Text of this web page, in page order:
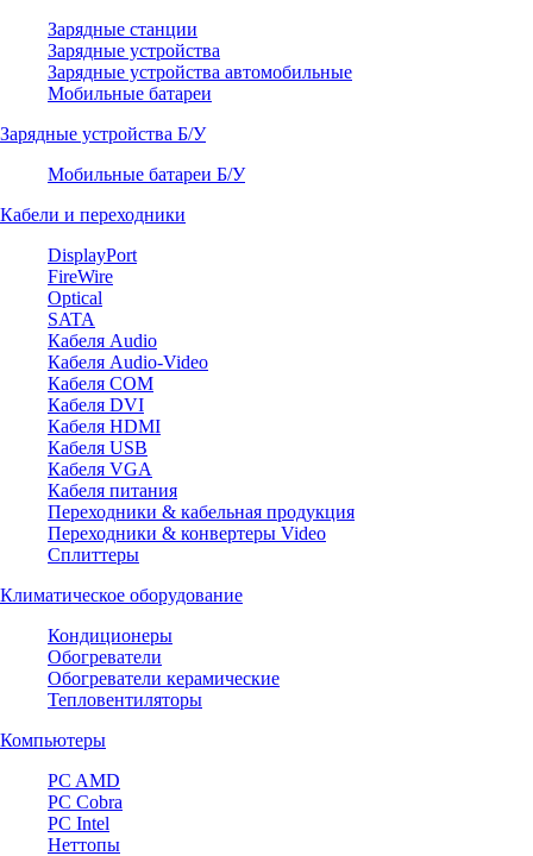
Зарядные станции
Зарядные устройства
Зарядные устройства автомобильные
Мобильные батареи
Зарядные устройства Б/У
Мобильные батареи Б/У
Кабели и переходники
DisplayPort
FireWire
Optical
SATA
Кабеля Audio
Кабеля Audio-Video
Кабеля COM
Кабеля DVI
Кабеля HDMI
Кабеля USB
Кабеля VGA
Кабеля питания
Переходники & кабельная продукция
Переходники & конвертеры Video
Сплиттеры
Климатическое оборудование
Кондиционеры
Обогреватели
Обогреватели керамические
Тепловентиляторы
Компьютеры
PC AMD
PC Cobra
PC Intel
Неттопы